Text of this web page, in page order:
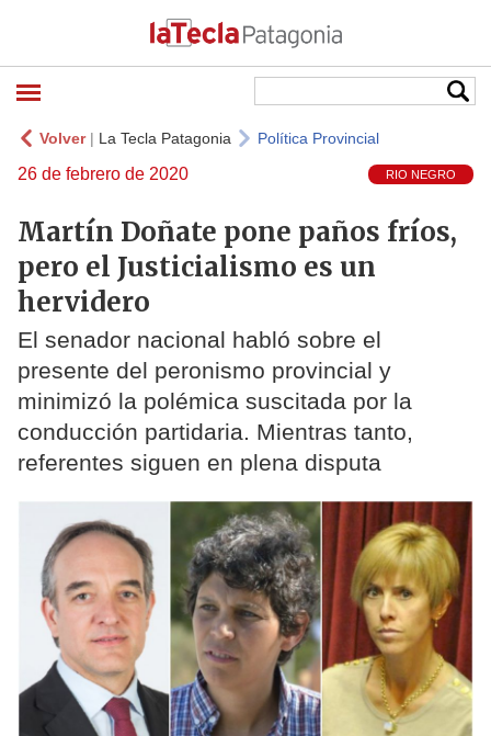
Volver| La Tecla Patagonia Política Provincial
26 de febrero de 2020 RIO NEGRO
Martín Doñate pone paños fríos,
pero el Justicialismo es un
hervidero
El senador nacional habló sobre el
presente del peronismo provincial y
minimizó la polémica suscitada por la
conducción partidaria. Mientras tanto,
referentes siguen en plena disputa